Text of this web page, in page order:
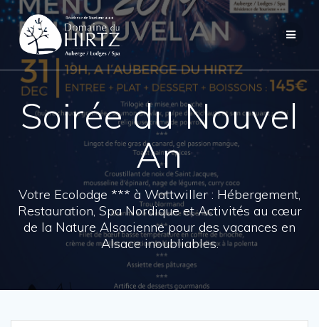
Skip
to
content
Soirée du Nouvel
An
Votre Ecolodge *** à Wattwiller : Hébergement,
Restauration, Spa Nordique et Activités au cœur
de la Nature Alsacienne pour des vacances en
Alsace inoubliables.